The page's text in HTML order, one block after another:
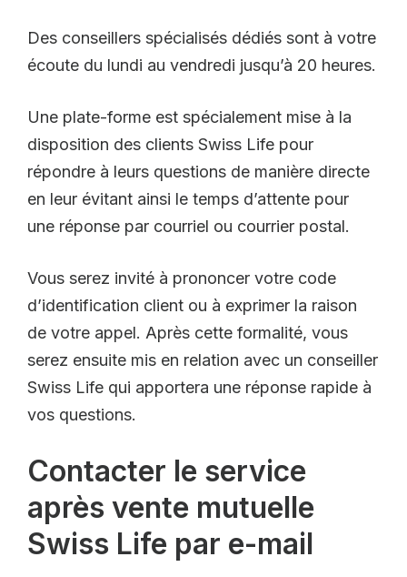
Des conseillers spécialisés dédiés sont à votre
écoute du lundi au vendredi jusqu’à 20 heures.
Une plate-forme est spécialement mise à la
disposition des clients Swiss Life pour
répondre à leurs questions de manière directe
en leur évitant ainsi le temps d’attente pour
une réponse par courriel ou courrier postal.
Vous serez invité à prononcer votre code
d’identification client ou à exprimer la raison
de votre appel. Après cette formalité, vous
serez ensuite mis en relation avec un conseiller
Swiss Life qui apportera une réponse rapide à
vos questions.
Contacter le service
après vente mutuelle
Swiss Life par e-mail